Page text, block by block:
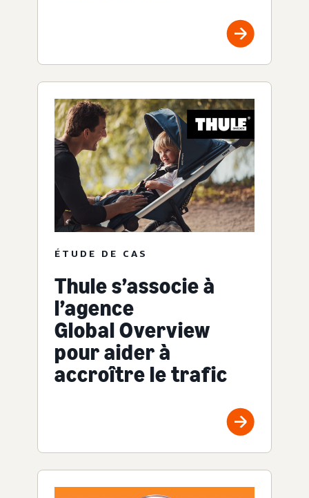
ÉTUDE DE CAS
Thule s’associe à
l’agence
Global Overview
pour aider à
accroître le trafic